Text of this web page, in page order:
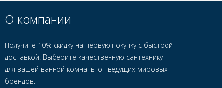
О компании
Получите 10% скидку на первую покупку с быстрой
доставкой. Выберите качественную сантехнику
для вашей ванной комнаты от ведущих мировых
брендов.